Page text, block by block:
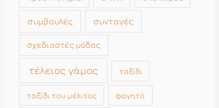
συμβουλές συνταγές
σχεδιαστές μόδας
τέλειος γάμος ταξίδι
ταξίδι του μέλιτος φαγητό